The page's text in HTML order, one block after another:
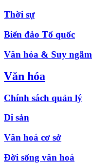
Thời sự
Biển đảo Tổ quốc
Văn hóa & Suy ngẫm
Văn hóa
Chính sách quản lý
Di sản
Văn hoá cơ sở
Đời sống văn hoá